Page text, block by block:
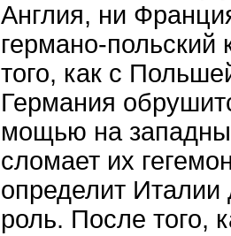
Англия, ни
германо-польский
того, как с
Германия
мощью на
сломает их
определит
роль. После того,